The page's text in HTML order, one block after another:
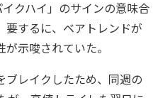
クハイ」のサインの意味合
要するに、ベアトレンドが
示唆されていた。
ブレイクしたため、同週の